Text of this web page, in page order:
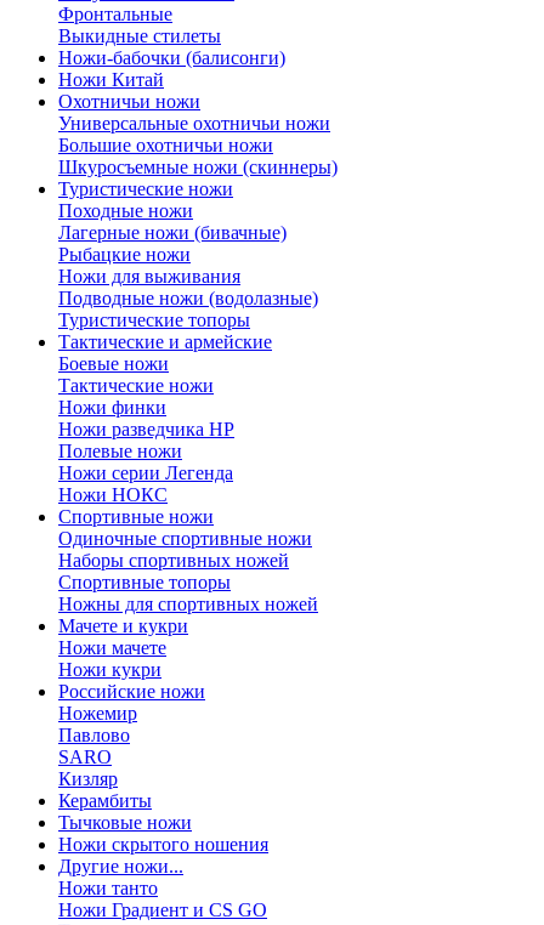
Фронтальные
Выкидные стилеты
Ножи-бабочки (балисонги)
Ножи Китай
Охотничьи ножи
Универсальные охотничьи ножи
Большие охотничьи ножи
Шкуросъемные ножи (скиннеры)
Туристические ножи
Походные ножи
Лагерные ножи (бивачные)
Рыбацкие ножи
Ножи для выживания
Подводные ножи (водолазные)
Туристические топоры
Тактические и армейские
Боевые ножи
Тактические ножи
Ножи финки
Ножи разведчика НР
Полевые ножи
Ножи серии Легенда
Ножи НОКС
Спортивные ножи
Одиночные спортивные ножи
Наборы спортивных ножей
Спортивные топоры
Ножны для спортивных ножей
Мачете и кукри
Ножи мачете
Ножи кукри
Российские ножи
Ножемир
Павлово
SARO
Кизляр
Керамбиты
Тычковые ножи
Ножи скрытого ношения
Другие ножи...
Ножи танто
Ножи Градиент и CS GO